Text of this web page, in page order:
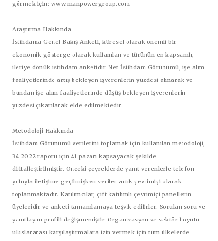
görmek için: www.manpowergroup.com
Araştırma Hakkında
İstihdama Genel Bakış Anketi, küresel olarak önemli bir
ekonomik gösterge olarak kullanılan ve türünün en kapsamlı,
ileriye dönük istihdam anketidir. Net İstihdam Görünümü, işe alım
faaliyetlerinde artış bekleyen işverenlerin yüzdesi alınarak ve
bundan işe alım faaliyetlerinde düşüş bekleyen işverenlerin
yüzdesi çıkarılarak elde edilmektedir.
Metodoloji Hakkında
İstihdam Görünümü verilerini toplamak için kullanılan metodoloji,
34 2022 raporu için 41 pazarı kapsayacak şekilde
dijitalleştirilmiştir. Önceki çeyreklerde yanıt verenlerle telefon
yoluyla iletişime geçilmişken veriler artık çevrimiçi olarak
toplanmaktadır. Katılımcılar, çift katılımlı çevrimiçi panellerin
üyeleridir ve anketi tamamlamaya teşvik edilirler. Sorulan soru ve
yanıtlayan profili değişmemiştir. Organizasyon ve sektör boyutu,
uluslararası karşılaştırmalara izin vermek için tüm ülkelerde